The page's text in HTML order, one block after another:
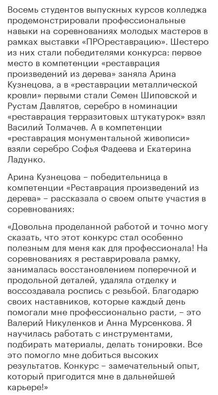
Восемь студентов выпускных курсов колледжа
продемонстрировали профессиональные
навыки на соревнованиях молодых мастеров в
рамках выставки «ПРОреставрацию». Шестеро
из них стали победителями конкурса: первое
место в компетенции «реставрация
произведений из дерева» заняла Арина
Кузнецова, а в «реставрации металлической
кровли» первыми стали Семен Шиповской и
Рустам Давлятов, серебро в номинации
«реставрация терразитовых штукатурок» взял
Василий Толмачев. А в компетенции
«реставрация монументальной живописи»
взяли серебро Софья Фадеева и Екатерина
Ладунко.
Арина Кузнецова – победительница в
компетенции «Реставрация произведений из
дерева» – рассказала о своем опыте участия в
соревнованиях:
«Довольна проделанной работой и точно могу
сказать, что этот конкурс стал особенно
полезным для меня как для профессионала! На
соревнованиях я реставрировала рамку,
занималась восстановлением поперечной и
продольной деталей, удаляла отделку и
воссоздавала роспись с резьбой. Благодарю
своих наставников, которые каждый день
помогали мне профессионально расти, – это
Валерий Никуленков и Анна Мурсенкова. Я
научилась работать с инструментами,
подбирать материалы, делать тонировки. Все
это помогло мне добиться высоких
результатов. Конкурс – замечательный опыт,
который пригодится мне в дальнейшей
карьере!»